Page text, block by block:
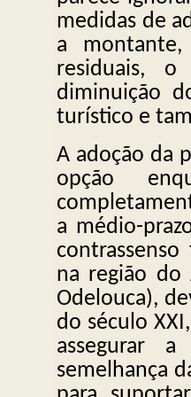
medidas de
a
residuais,
diminuição
turístico e
A adoção da
opção
a médio-
na região do
Odelouca),
do século
assegurar
semelhança